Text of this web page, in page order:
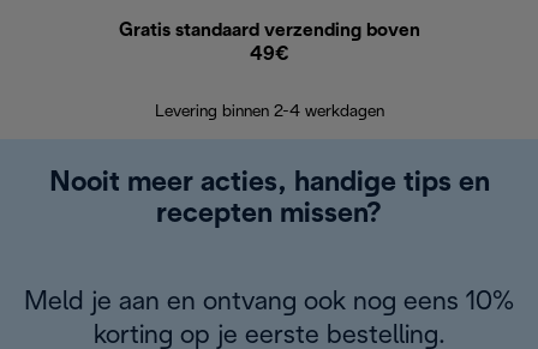
Gratis standaard verzending boven
49€
Levering binnen 2-4 werkdagen
Nooit meer acties, handige tips en
recepten missen?
Meld je aan en ontvang ook nog eens 10%
korting op je eerste bestelling.